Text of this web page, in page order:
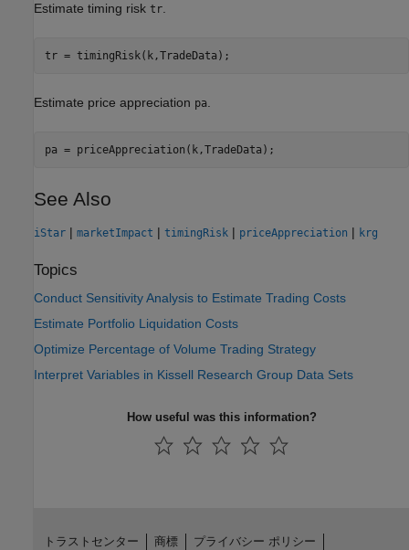
Estimate timing risk tr.
Estimate price appreciation pa.
See Also
iStar | marketImpact | timingRisk | priceAppreciation | krg
Topics
Conduct Sensitivity Analysis to Estimate Trading Costs
Estimate Portfolio Liquidation Costs
Optimize Percentage of Volume Trading Strategy
Interpret Variables in Kissell Research Group Data Sets
How useful was this information?
トラストセンター 商標 プライバシー ポリシー